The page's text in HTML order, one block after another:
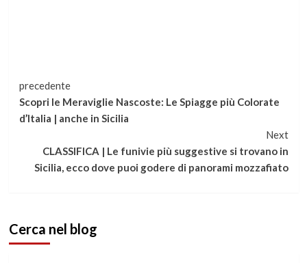
Continua
a
leggere
precedente
Scopri le Meraviglie Nascoste: Le Spiagge più Colorate
d’Italia | anche in Sicilia
Next
CLASSIFICA | Le funivie più suggestive si trovano in
Sicilia, ecco dove puoi godere di panorami mozzafiato
Cerca nel blog